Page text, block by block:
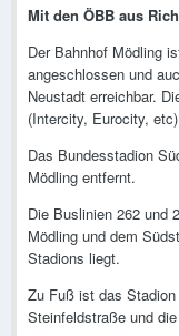
Mit den ÖBB aus
Der Bahnhof Mödling
angeschlossen und
Neustadt erreichbar.
(Intercity, Eurocity,
Das Bundesstadion
Mödling entfernt.
Die Buslinien 262 und
Mödling und dem
Stadions liegt.
Zu Fuß ist das
Steinfeldstraße und